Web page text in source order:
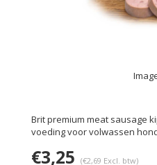
Brit premium meat sausage
voeding voor volwassen
€3,25 (€2,69 Excl. btw)